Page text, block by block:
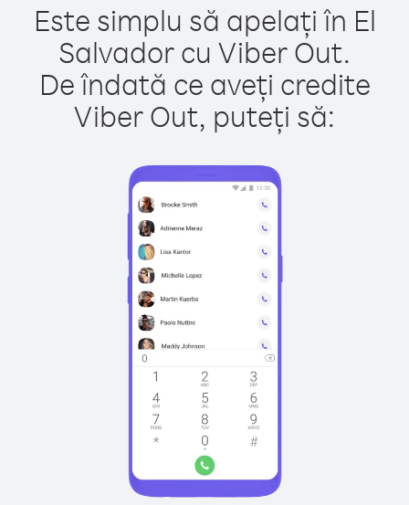
Este simplu să apelați în El
Salvador cu Viber Out.
De îndată ce aveți credite
Viber Out, puteți să: